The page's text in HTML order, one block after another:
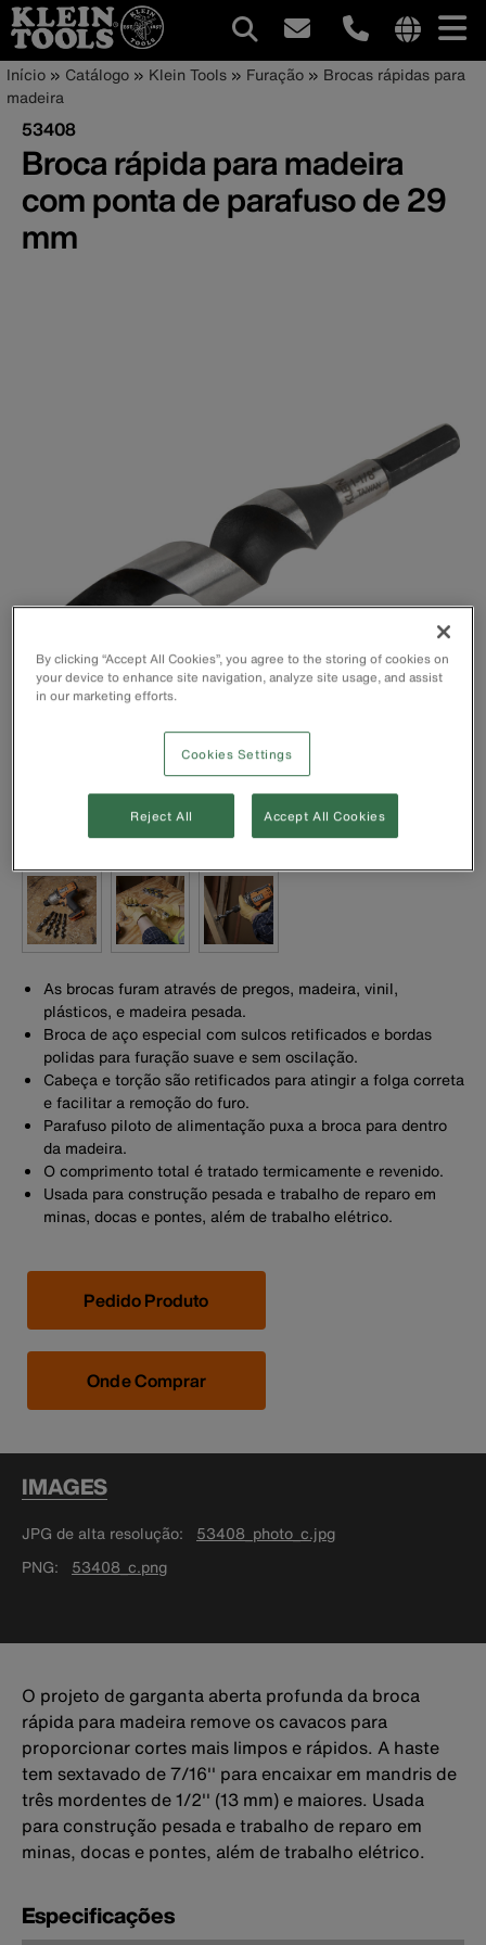
Pular
para
conteúdo
principal
site
Navegação
principal
Trilha
de
navegação
Início Catálogo Klein Tools Furação
Brocas rápidas para
madeira
53408
Broca rápida para madeira
com ponta de parafuso de 29
mm
As brocas furam através de pregos, madeira, vinil,
plásticos, e madeira pesada.
Broca de aço especial com sulcos retificados e bordas
polidas para furação suave e sem oscilação.
Cabeça e torção são retificados para atingir a folga correta
e facilitar a remoção do furo.
Parafuso piloto de alimentação puxa a broca para dentro
da madeira.
O comprimento total é tratado termicamente e revenido.
Usada para construção pesada e trabalho de reparo em
minas, docas e pontes, além de trabalho elétrico.
Pedido Produto
Onde Comprar
IMAGES
JPG de alta resolução
53408_photo_c.jpg
PNG
53408_c.png
O projeto de garganta aberta profunda da broca
rápida para madeira remove os cavacos para
proporcionar cortes mais limpos e rápidos. A haste
tem sextavado de 7/16'' para encaixar em mandris de
três mordentes de 1/2'' (13 mm) e maiores. Usada
para construção pesada e trabalho de reparo em
minas, docas e pontes, além de trabalho elétrico.
Especificações
By clicking “Accept All Cookies”, you agree to the storing of cookies on
your device to enhance site navigation, analyze site usage, and assist
in our marketing efforts.
Cookies Settings
Reject All Accept All Cookies